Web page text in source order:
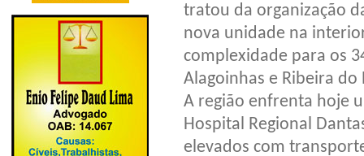
tratou da organização
nova unidade na
complexidade para os
Alagoinhas e Ribeira do
A região enfrenta hoje
Hospital Regional
elevados com